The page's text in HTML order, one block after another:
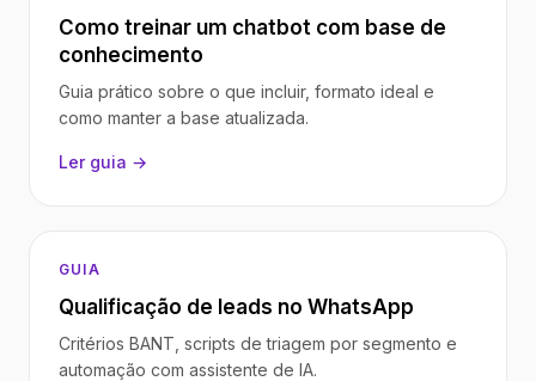
Como treinar um chatbot com base de
conhecimento
Guia prático sobre o que incluir, formato ideal e
como manter a base atualizada.
Ler guia →
GUIA
Qualificação de leads no WhatsApp
Critérios BANT, scripts de triagem por segmento e
automação com assistente de IA.